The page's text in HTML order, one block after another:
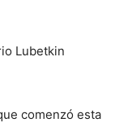
Lubetkin
comenzó esta